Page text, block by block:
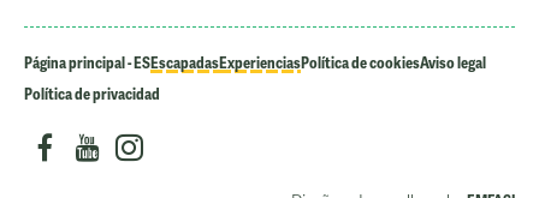
Página principal - ESEscapadasExperienciasPolítica de cookiesAviso legal
Política de privacidad